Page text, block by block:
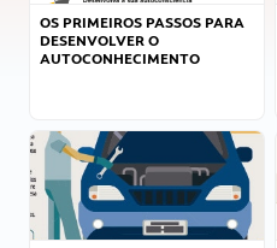
OS PRIMEIROS PASSOS PARA
DESENVOLVER O
AUTOCONHECIMENTO